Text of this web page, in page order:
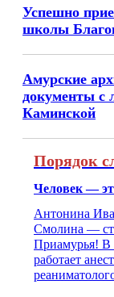
Успешно
школы
Амурские
документы с
Каминской
Порядок
Человек —
Антонина
Смолина —
Приамурья! В
работает